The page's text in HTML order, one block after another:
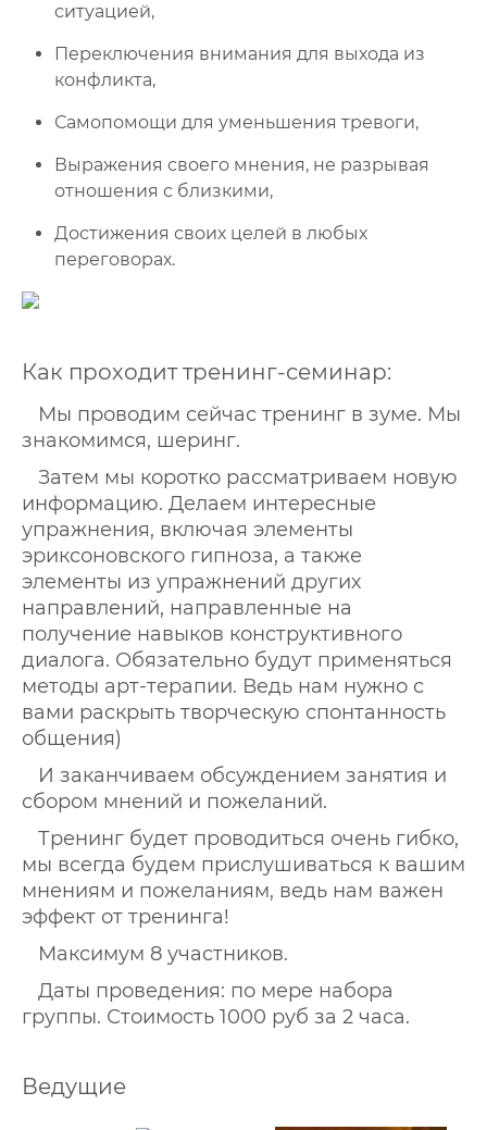
ситуацией,
Переключения внимания для выхода из
конфликта,
Самопомощи для уменьшения тревоги,
Выражения своего мнения, не разрывая
отношения с близкими,
Достижения своих целей в любых
переговорах.
Как проходит тренинг-семинар:
Мы проводим сейчас тренинг в зуме. Мы
знакомимся, шеринг.
Затем мы коротко рассматриваем новую
информацию. Делаем интересные
упражнения, включая элементы
эриксоновского гипноза, а также
элементы из упражнений других
направлений, направленные на
получение навыков конструктивного
диалога. Обязательно будут применяться
методы арт-терапии. Ведь нам нужно с
вами раскрыть творческую спонтанность
общения)
И заканчиваем обсуждением занятия и
сбором мнений и пожеланий.
Тренинг будет проводиться очень гибко,
мы всегда будем прислушиваться к вашим
мнениям и пожеланиям, ведь нам важен
эффект от тренинга!
Максимум 8 участников.
Даты проведения: по мере набора
группы. Стоимость 1000 руб за 2 часа.
Ведущие